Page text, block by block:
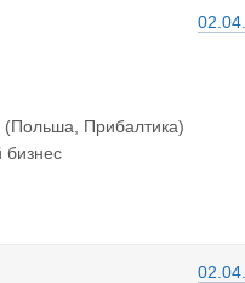
Прибалтика)
бизнес